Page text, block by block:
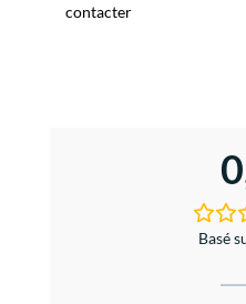
contacter
Basé